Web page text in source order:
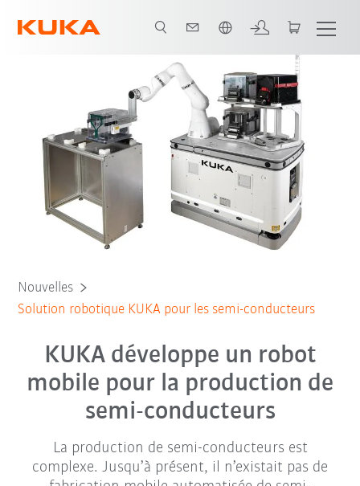
Nouvelles
Solution robotique KUKA pour les semi-conducteurs
KUKA développe un robot
mobile pour la production de
semi-conducteurs
La production de semi-conducteurs est
complexe. Jusqu’à présent, il n’existait pas de